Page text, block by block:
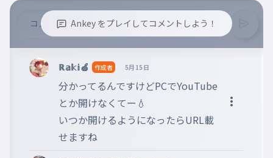
Ankey をプレイしてコメントしよう！
※コメントするには、ログインが必要です。
ℝ𝕒𝕜𝕚🍏 作成者 5月15日
分かってるんですけどPCでYouTube
とか開けなくてー💧
いつか開けるようになったらURL載
せますね